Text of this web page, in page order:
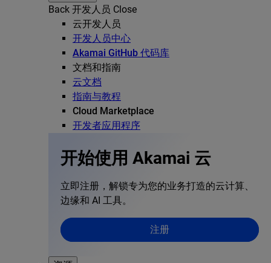
Back 开发人员 Close
云开发人员
开发人员中心
Akamai GitHub 代码库
文档和指南
云文档
指南与教程
Cloud Marketplace
开发者应用程序
开始使用 Akamai 云
立即注册，解锁专为您的业务打造的云计算、
边缘和 AI 工具。
注册